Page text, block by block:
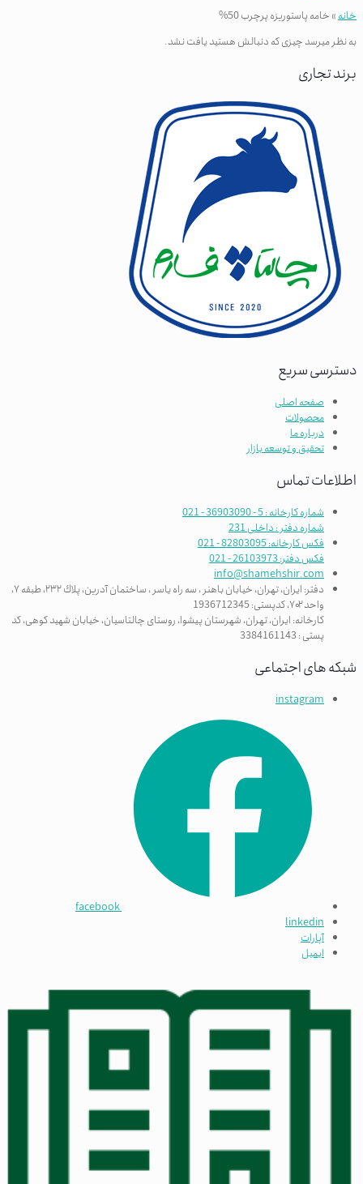
خانه»خامه پاستوریزه پرچرب 50%
به نظر میرسد چیزی که دنبالش هستید یافت نشد.
برند تجاری
دسترسی سریع
صفحه اصلی
محصولات
درباره ما
تحقیق و توسعه بازار
اطلاعات تماس
شماره کارخانه : 5 - 36903090 - 021
شماره دفتر : داخلی 231
فکس کارخانه: 82803095 - 021
فکس دفتر: 26103973 - 021
info@shamehshir.com
دفتر: ایران، تهران، خیابان باهنر ، سه راه ياسر ، ساختمان آدرین، پلاك ٢٣٢، طبقه ٧،
واحد ۷۰۲، کدپستی: 1936712345
کارخانه: ایران، تهران، شهرستان پیشوا، روستای چالتاسیان، خیابان شهید کوهی، کد
پستی : 3384161143
شبکه های اجتماعی
instagram
facebook
linkedin
آپارات
ایمیل